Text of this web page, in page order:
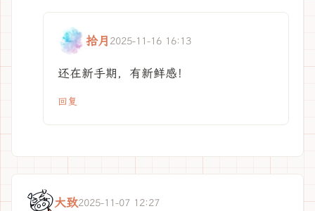
拾月 2025-11-16 16:13
还在新手期，有新鲜感！
回复
大致2025-11-07 12:27